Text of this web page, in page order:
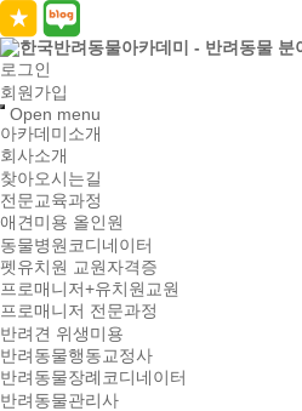
로그인
회원가입
Open menu
아카데미소개
회사소개
찾아오시는길
전문교육과정
애견미용 올인원
동물병원코디네이터
펫유치원 교원자격증
프로매니저+유치원교원
프로매니저 전문과정
반려견 위생미용
반려동물행동교정사
반려동물장례코디네이터
반려동물관리사